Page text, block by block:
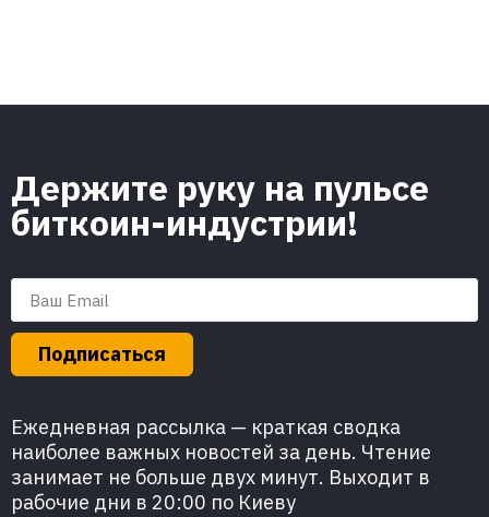
Держите руку на пульсе
биткоин-индустрии!
Подписаться
Ежедневная рассылка — краткая сводка
наиболее важных новостей за день. Чтение
занимает не больше двух минут. Выходит в
рабочие дни в 20:00 по Киеву